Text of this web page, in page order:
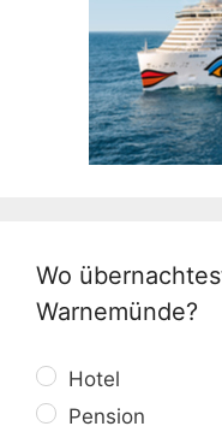
Wo
Warnemünde?
Hotel
Pension